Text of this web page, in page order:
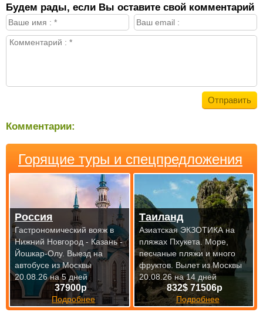
Будем рады, если Вы оставите свой комментарий
Комментарии:
Горящие туры и спецпредложения
37900р
Подробнее
Россия
Гастрономический вояж в
Нижний Новгород - Казань -
Йошкар-Олу. Выезд на
автобусе из Москвы
20.08.26 на 5 дней
832$ 71506р
Подробнее
Таиланд
Азиатская ЭКЗОТИКА на
пляжах Пхукета. Море,
песчаные пляжи и много
фруктов. Вылет из Москвы
20.08.26 на 14 дней